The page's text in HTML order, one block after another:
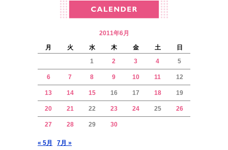
2011年6月
月
火 水 木 金 土
日
1
2 3 4 5
6 7 8 9 10 11 12
13 14 15 16 17 18 19
20 21 22 23 24 25 26
27 28 29 30
« 5月 7月 »